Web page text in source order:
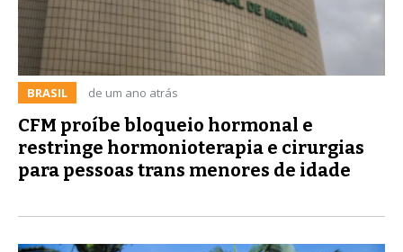
BRASIL de um ano atrás
CFM proíbe bloqueio hormonal e
restringe hormonioterapia e cirurgias
para pessoas trans menores de idade